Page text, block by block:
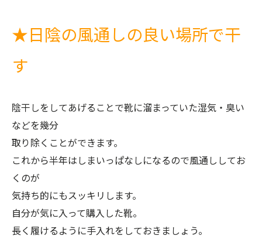
★日陰の風通しの良い場所で干
す
陰干しをしてあげることで靴に溜まっていた湿気・臭い
などを幾分
取り除くことができます。
これから半年はしまいっぱなしになるので風通ししてお
くのが
気持ち的にもスッキリします。
自分が気に入って購入した靴。
長く履けるように手入れをしておきましょう。